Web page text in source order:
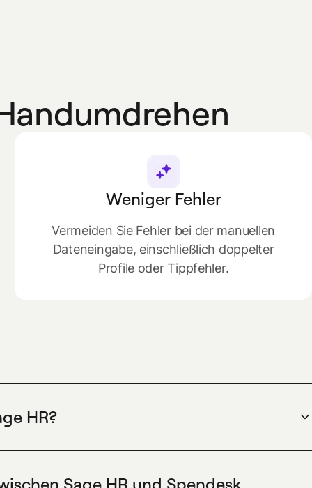
Weniger Fehler
Vermeiden Sie Fehler bei der manuellen
Dateneingabe, einschließlich doppelter
Profile oder Tippfehler.
HR?
Integration nutzt Directory Sync und den geführten
Sage HR und Spendesk